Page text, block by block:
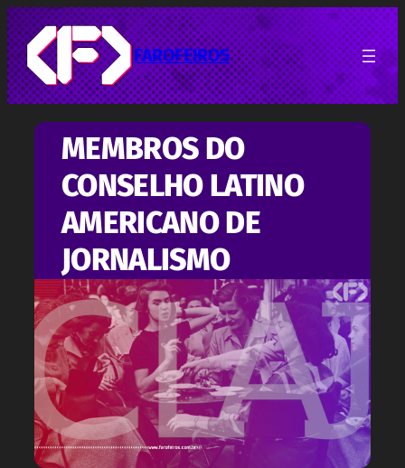
Pular
para
o
conteúdo
FAROFEIROS
MEMBROS DO
CONSELHO LATINO
AMERICANO DE
JORNALISMO